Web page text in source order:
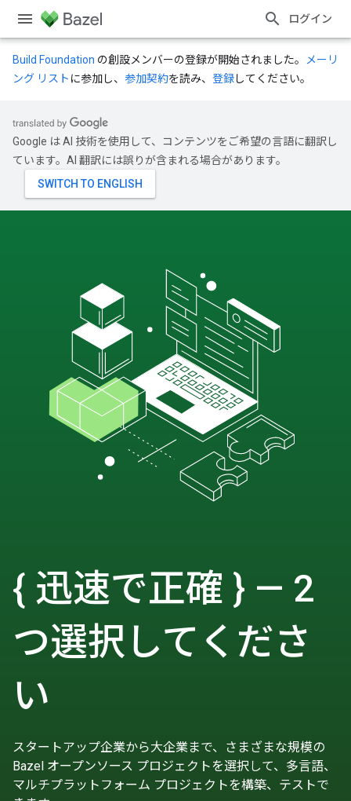
ログイン
Build Foundation の創設メンバーの登録が開始されました。
メーリ
ング リスト に参加し、 参加契約を読み、 登録してください。
Google は AI 技術を使用して、コンテンツをご希望の言語に翻訳し
ています。AI 翻訳には誤りが含まれる場合があります。
{ 迅速で正確 } — 2
つ選択してくださ
い
スタートアップ企業から大企業まで、さまざまな規模の
Bazel オープンソース プロジェクトを選択して、多言語、
マルチプラットフォーム プロジェクトを構築、テストで